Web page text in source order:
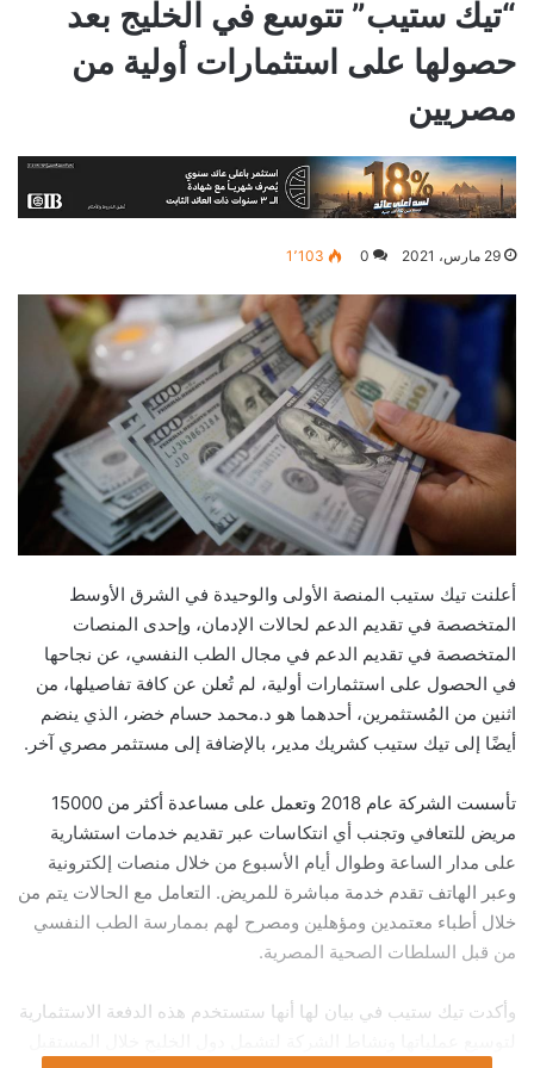
“تيك ستيب” تتوسع في الخليج بعد
حصولها على استثمارات أولية من
مصريين
29 مارس، 2021 0 1٬103
أعلنت تيك ستيب المنصة الأولى والوحيدة في الشرق الأوسط
المتخصصة في تقديم الدعم لحالات الإدمان، وإحدى المنصات
المتخصصة في تقديم الدعم في مجال الطب النفسي، عن نجاحها
في الحصول على استثمارات أولية، لم تُعلن عن كافة تفاصيلها، من
اثنين من المُستثمرين، أحدهما هو د.محمد حسام خضر، الذي ينضم
أيضًا إلى تيك ستيب كشريك مدير، بالإضافة إلى مستثمر مصري آخر.
تأسست الشركة عام 2018 وتعمل على مساعدة أكثر من 15000
مريض للتعافي وتجنب أي انتكاسات عبر تقديم خدمات استشارية
على مدار الساعة وطوال أيام الأسبوع من خلال منصات إلكترونية
وعبر الهاتف تقدم خدمة مباشرة للمريض. التعامل مع الحالات يتم من
خلال أطباء معتمدين ومؤهلين ومصرح لهم بممارسة الطب النفسي
من قبل السلطات الصحية المصرية.
وأكدت تيك ستيب في بيان لها أنها ستستخدم هذه الدفعة الاستثمارية